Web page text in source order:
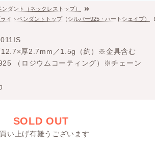
ンダント（ネックレストップ）
イトペンダントトップ（シルバー925・ハートシェイプ）
厚2.7mm／1.5g（約）※金具含む
（ロジウムコーティング）※チェーン
SOLD OUT
い上げ有難うございます